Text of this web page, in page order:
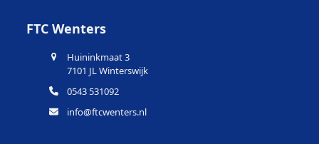
FTC Wenters
Huininkmaat 3
7101 JL Winterswijk
0543 531092
info@ftcwenters.nl